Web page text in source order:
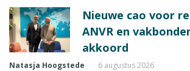
Nieuwe cao voor
ANVR en
akkoord
Natasja Hoogstede 6 augustus 2026